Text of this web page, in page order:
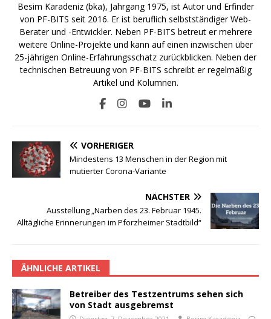
Besim Karadeniz (bka), Jahrgang 1975, ist Autor und Erfinder
von PF-BITS seit 2016. Er ist beruflich selbstständiger Web-
Berater und -Entwickler. Neben PF-BITS betreut er mehrere
weitere Online-Projekte und kann auf einen inzwischen über
25-jährigen Online-Erfahrungsschatz zurückblicken. Neben der
technischen Betreuung von PF-BITS schreibt er regelmäßig
Artikel und Kolumnen.
VORHERIGER
Mindestens 13 Menschen in der Region mit
mutierter Corona-Variante
NÄCHSTER
Ausstellung „Narben des 23. Februar 1945.
Alltägliche Erinnerungen im Pforzheimer Stadtbild“
ÄHNLICHE ARTIKEL
Betreiber des Testzentrums sehen sich
von Stadt ausgebremst